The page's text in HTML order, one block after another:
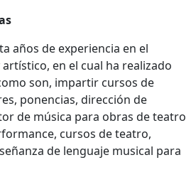
años de experiencia en el
en el cual ha realizado
son, impartir cursos de
ponencias, dirección de
de música para obras de teatro
cursos de teatro,
de lenguaje musical para